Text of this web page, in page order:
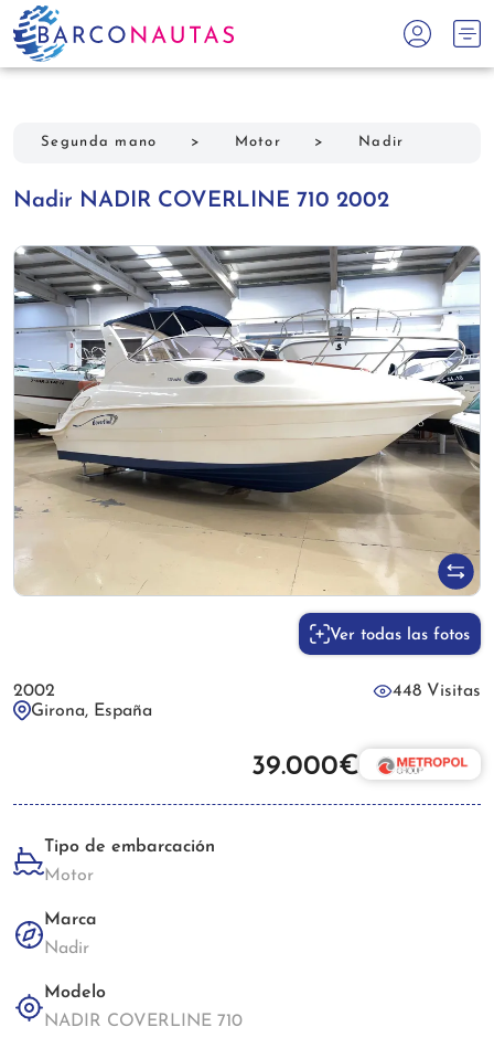
Segunda mano > Motor > Nadir
Nadir NADIR COVERLINE 710 2002
Ver todas las fotos
2002
448 Visitas
Girona, España
39.000€
Tipo de embarcación
Motor
Marca
Nadir
Modelo
NADIR COVERLINE 710